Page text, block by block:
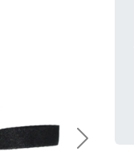
Next